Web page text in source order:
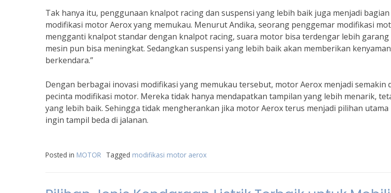
Tak hanya itu, penggunaan knalpot racing dan suspensi yang lebih baik juga menjadi
modifikasi motor Aerox yang memukau. Menurut Andika, seorang penggemar modifikasi
mengganti knalpot standar dengan knalpot racing, suara motor bisa terdengar lebih
mesin pun bisa meningkat. Sedangkan suspensi yang lebih baik akan memberikan
berkendara.”
Dengan berbagai inovasi modifikasi yang memukau tersebut, motor Aerox menjadi semakin
pecinta modifikasi motor. Mereka tidak hanya mendapatkan tampilan yang lebih menarik,
yang lebih baik. Sehingga tidak mengherankan jika motor Aerox terus menjadi pilihan
ingin tampil beda di jalanan.
Posted in MOTOR Tagged modifikasi motor aerox